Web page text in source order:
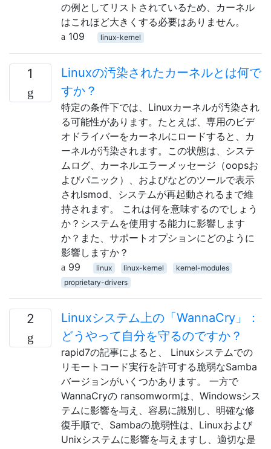
の例としてリストされているため、カーネル
はこれほど大きくする必要はありません。
109
linux-kernel
1
Linuxの汚染されたカーネルとは何で
すか？
特定の条件下では、Linuxカーネルが汚染され
る可能性があります。たとえば、専用のビデ
オドライバーをカーネルにロードすると、カ
ーネルが汚染されます。この状態は、システ
ムログ、カーネルエラーメッセージ（oopsお
よびパニック）、およびなどのツールで表示
されlsmod、システムが再起動されるまで維
持されます。 これは何を意味するのでしょう
か？システムを使用する能力に影響します
か？また、サポートオプションにどのように
影響しますか？
99
linux linux-kernel
kernel-modules
proprietary-drivers
2
Linuxシステム上の「WannaCry」：
どうやって自分を守るのですか？
rapid7の記事によると、 Linuxシステムでの
リモートコード実行を許可する脆弱なSamba
バージョンがいくつかあります。 一方で
WannaCryの ransomwormは、Windowsシス
テムに影響を与え、容易に識別し、明確な修
復手順で、Sambaの脆弱性は、Linuxおよび
Unixシステムに影響を与えますし、適切な是